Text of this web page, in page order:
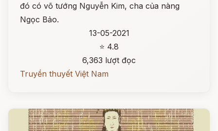
đó có võ tướng Nguyễn Kim, cha của nàng
Ngọc Bảo.
13-05-2021
⭐ 4.8
6,363 lượt đọc
Truyền thuyết Việt Nam